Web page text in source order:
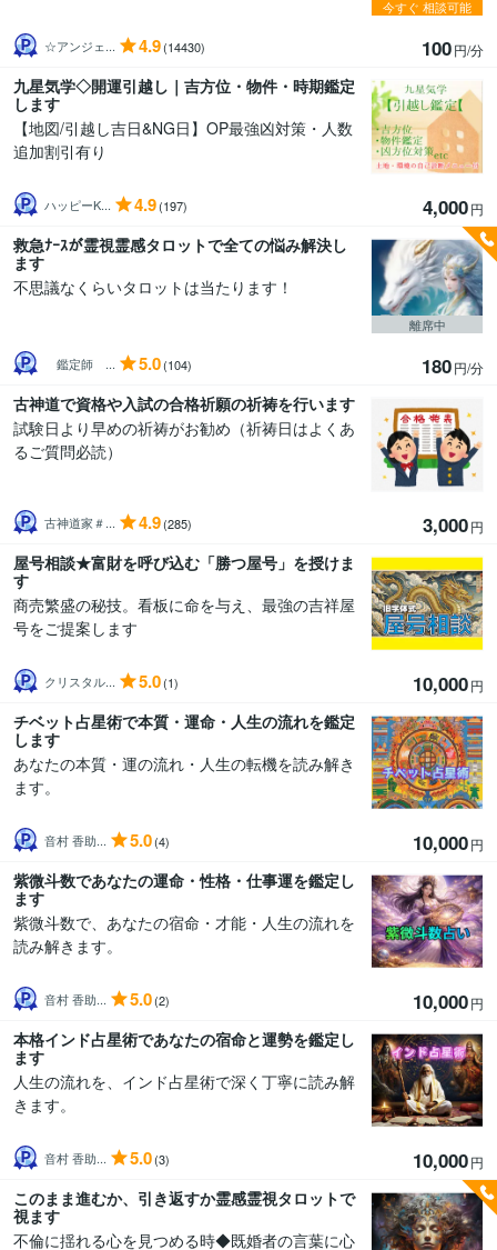
☆アンジェ... 4.9(14430) 100円/分
今すぐ 相談可能
九星気学◇開運引越し｜吉方位・物件・時期鑑定
します
【地図/引越し吉日&NG日】OP最強凶対策・人数
追加割引有り
ハッピーK... 4.9(197) 4,000円
救急ﾅｰｽが霊視霊感タロットで全ての悩み解決し
ます
不思議なくらいタロットは当たります！
鑑定師 ... 5.0(104) 180円/分
離席中
古神道で資格や入試の合格祈願の祈祷を行います
試験日より早めの祈祷がお勧め（祈祷日はよくあ
るご質問必読）
古神道家＃... 4.9(285) 3,000円
屋号相談★富財を呼び込む「勝つ屋号」を授けま
す
商売繁盛の秘技。看板に命を与え、最強の吉祥屋
号をご提案します
クリスタル... 5.0(1) 10,000円
チベット占星術で本質・運命・人生の流れを鑑定
します
あなたの本質・運の流れ・人生の転機を読み解き
ます。
音村 香助... 5.0(4) 10,000円
紫微斗数であなたの運命・性格・仕事運を鑑定し
ます
紫微斗数で、あなたの宿命・才能・人生の流れを
読み解きます。
音村 香助... 5.0(2) 10,000円
本格インド占星術であなたの宿命と運勢を鑑定し
ます
人生の流れを、インド占星術で深く丁寧に読み解
きます。
音村 香助... 5.0(3) 10,000円
このまま進むか、引き返すか霊感霊視タロットで
視ます
不倫に揺れる心を見つめる時◆既婚者の言葉に心